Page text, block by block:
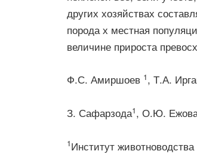
других хозяйствах
порода х местная
величине прироста
Ф.С. Амиршоев 1, Т.А.
З. Сафарзода1, О.Ю.
1Институт